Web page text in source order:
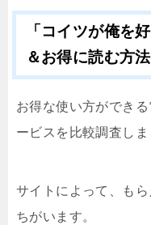
「コイツが俺を
＆お得に読む方
お得な使い方ができ
ービスを比較調査しま
サイトによって、も
ちがいます。